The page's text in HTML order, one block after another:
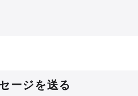
ージを送る